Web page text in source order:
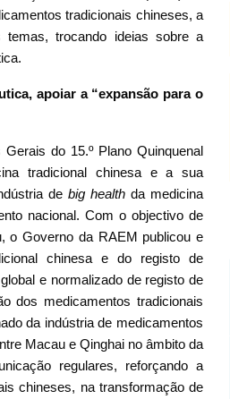
tradicionais chineses, a
temas, trocando ideias sobre a
apoiar a “expansão para o
do 15.º Plano Quinquenal
tradicional chinesa e a sua
debig health da medicina
nacional. Com o objectivo de
o Governo da RAEM publicou e
chinesa e do registo de
e normalizado de registo de
dos medicamentos tradicionais
da indústria de medicamentos
Macau e Qinghai no âmbito da
regulares, reforçando a
chineses, na transformação de